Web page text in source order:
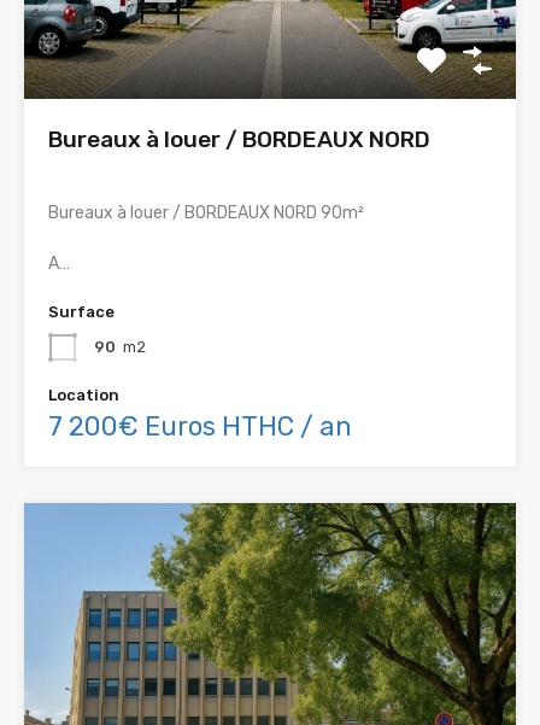
Bureaux à louer / BORDEAUX NORD
Bureaux à louer / BORDEAUX NORD 90m²
A…
Surface
90 m2
Location
7 200€ Euros HTHC / an